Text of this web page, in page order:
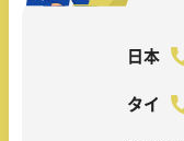
日本
タイ